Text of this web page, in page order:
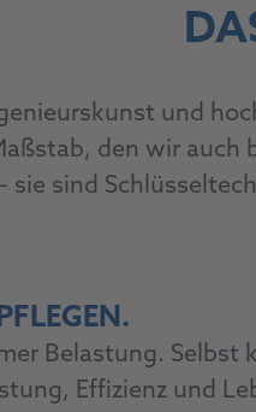
und
den wir
sie sind
Belastung. Selbst
Effizienz und